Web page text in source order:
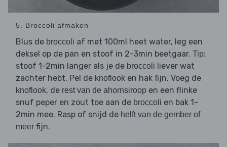
5. Broccoli afmaken
Blus de broccoli af met 100ml heet water, leg een
deksel op de pan en stoof in 2-3min beetgaar. Tip:
stoof 1-2min langer als je de broccoli liever wat
zachter hebt. Pel de knoflook en hak fijn. Voeg de
knoflook, de rest van de ahornsiroop en een flinke
snuf peper en zout toe aan de broccoli en bak 1-
2min mee. Rasp of snijd de helft van de gember of
meer fijn.